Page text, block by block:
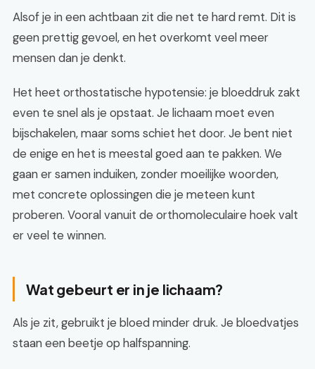
Alsof je in een achtbaan zit die net te hard remt. Dit is
geen prettig gevoel, en het overkomt veel meer
mensen dan je denkt.
Het heet orthostatische hypotensie: je bloeddruk zakt
even te snel als je opstaat. Je lichaam moet even
bijschakelen, maar soms schiet het door. Je bent niet
de enige en het is meestal goed aan te pakken. We
gaan er samen induiken, zonder moeilijke woorden,
met concrete oplossingen die je meteen kunt
proberen. Vooral vanuit de orthomoleculaire hoek valt
er veel te winnen.
Wat gebeurt er in je lichaam?
Als je zit, gebruikt je bloed minder druk. Je bloedvatjes
staan een beetje op halfspanning.